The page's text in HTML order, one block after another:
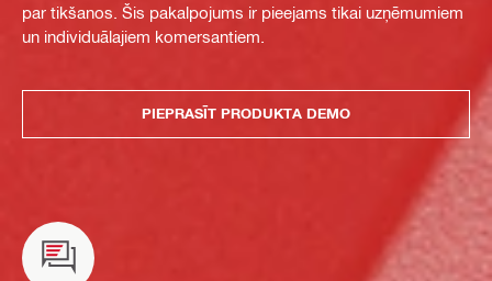
par tikšanos. Šis pakalpojums ir pieejams tikai uzņēmumiem
un individuālajiem komersantiem.
PIEPRASĪT PRODUKTA DEMO